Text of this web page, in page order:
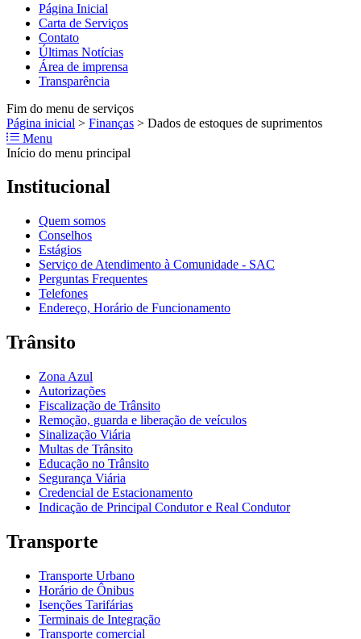
Página Inicial
Carta de Serviços
Contato
Últimas Notícias
Área de imprensa
Transparência
Fim do menu de serviços
Página inicial > Finanças > Dados de estoques de suprimentos
Menu
Início do menu principal
Institucional
Quem somos
Conselhos
Estágios
Serviço de Atendimento à Comunidade - SAC
Perguntas Frequentes
Telefones
Endereço, Horário de Funcionamento
Trânsito
Zona Azul
Autorizações
Fiscalização de Trânsito
Remoção, guarda e liberação de veículos
Sinalização Viária
Multas de Trânsito
Educação no Trânsito
Segurança Viária
Credencial de Estacionamento
Indicação de Principal Condutor e Real Condutor
Transporte
Transporte Urbano
Horário de Ônibus
Isenções Tarifárias
Terminais de Integração
Transporte comercial